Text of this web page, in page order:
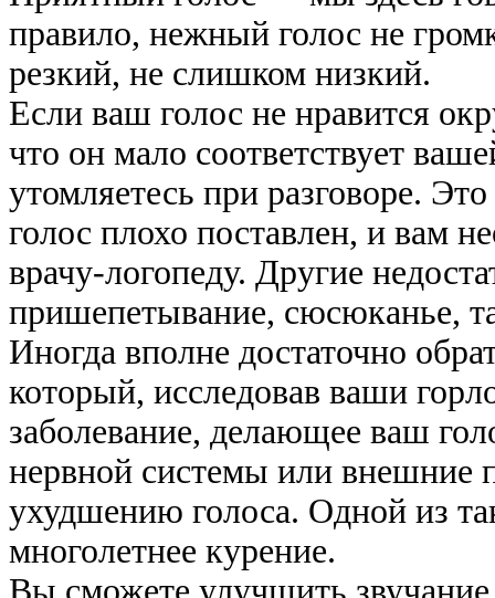
правило, нежный голос не
резкий, не слишком низкий.
Если ваш голос не нравится
что он мало соответствует
утомляетесь при разговоре.
голос плохо поставлен, и вам
врачу-логопеду. Другие
пришепетывание, сюсюканье,
Иногда вполне достаточно
который, исследовав ваши
заболевание, делающее ваш
нервной системы или внешние
ухудшению голоса. Одной из
многолетнее курение.